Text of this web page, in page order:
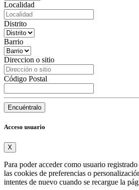
Localidad
Distrito
Barrio
Direccion o sitio
Código Postal
Encuéntralo
Acceso usuario
X
Para poder acceder como usuario
las cookies de preferencias o
intentes de nuevo cuando se recargue la